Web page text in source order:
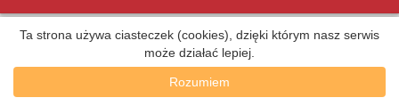
Ta strona używa ciasteczek (cookies), dzięki którym nasz serwis
może działać lepiej.
Rozumiem